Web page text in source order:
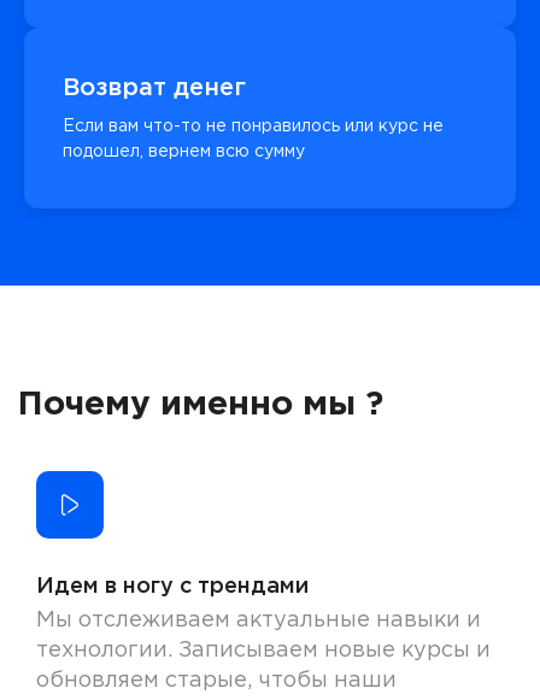
Возврат денег
Если вам что-то не понравилось или курс не
подошел, вернем всю сумму
Почему именно мы ?
Идем в ногу с трендами
Мы отслеживаем актуальные навыки и
технологии. Записываем новые курсы и
обновляем старые, чтобы наши